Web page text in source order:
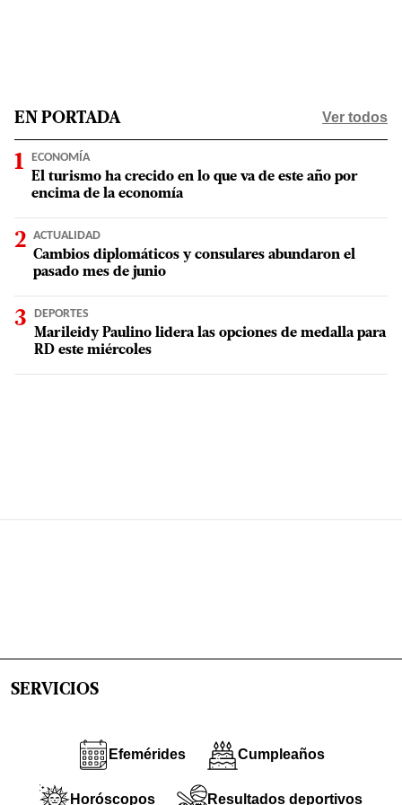
EN PORTADA Ver todos
ECONOMÍA
El turismo ha crecido en lo que va de este año por
encima de la economía
ACTUALIDAD
Cambios diplomáticos y consulares abundaron el
pasado mes de junio
DEPORTES
Marileidy Paulino lidera las opciones de medalla para
RD este miércoles
SERVICIOS
Efemérides Cumpleaños
Horóscopos Resultados deportivos